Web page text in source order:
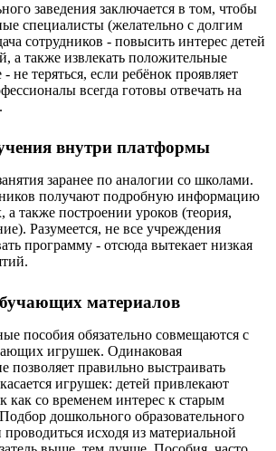
заведения заключается в том, чтобы
специалисты (желательно с долгим
сотрудников - повысить интерес детей
а также извлекать положительные
- не теряться, если ребёнок проявляет
всегда готовы отвечать на
внутри платформы
заранее по аналогии со школами.
получают подробную информацию
а также построении уроков (теория,
Разумеется, не все учреждения
программу - отсюда вытекает низкая
материалов
пособия обязательно совмещаются с
игрушек. Одинаковая
позволяет правильно выстраивать
игрушек: детей привлекают
как со временем интерес к старым
дошкольного образовательного
исходя из материальной